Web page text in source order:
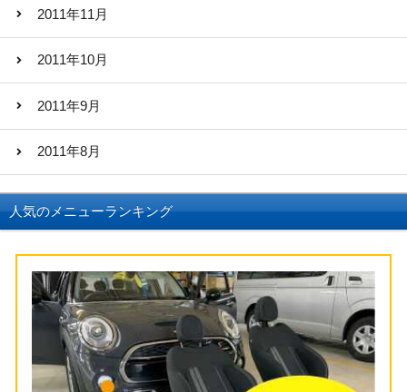
2011年11月
2011年10月
2011年9月
2011年8月
人気のメニューランキング